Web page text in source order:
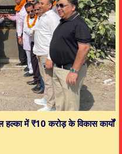
में ₹10 करोड़ के विकास कार्यों